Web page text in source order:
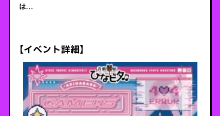
は…
【イベント詳細】